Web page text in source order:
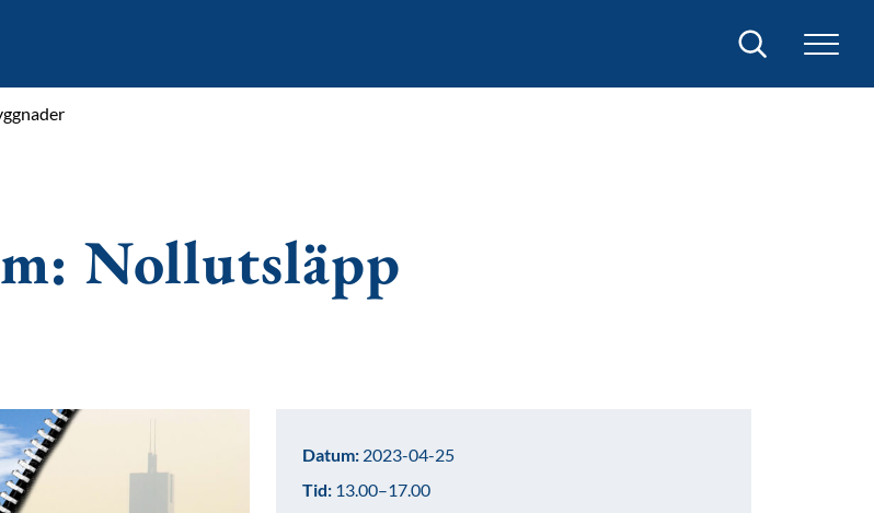
Sök
Nollutsläpp
Datum: 2023-04-25
Tid: 13.00–17.00